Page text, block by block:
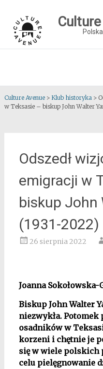
content
Culture Avenue> Klub historyka>
w Teksasie – biskup John Walter
Odszedł
emigracji w
biskup John
(1931-2022)
26 sierpnia 2022
Joanna Sokołowska-
Biskup John Walter
niezwykła.
osadników w
korzeni i chętnie je
się w wiele polskich
celu pielęgnowanie